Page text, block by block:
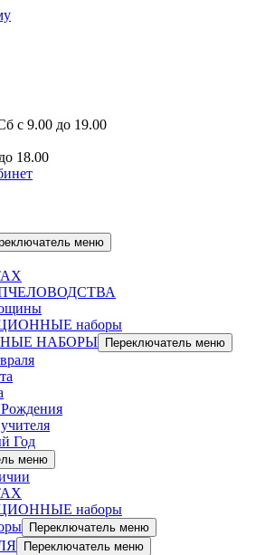
с 9.00 до 19.00
18.00
меню
ПЧЕЛОВОДСТВА
наборы
НАБОРЫ
Переключатель меню
Год
меню
наборы
Переключатель меню
Переключатель меню